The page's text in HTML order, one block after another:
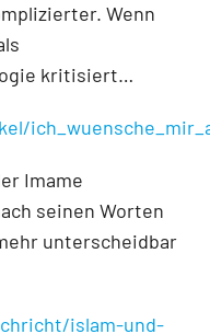
Wenn
kritisiert…
Imame
seinen Worten
unterscheidbar
islam-und-